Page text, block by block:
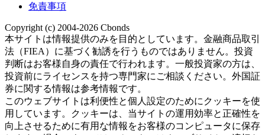
免責事項
Copyright (c) 2004-2026 Cbonds
本サイトは情報提供のみを目的としています。金融商品取引
法（FIEA）に基づく勧誘を行うものではありません。投資
判断はお客様自身の責任で行われます。一般投資家の方は、
投資前にライセンスを持つ専門家にご相談ください。外国証
券に関する情報は参考情報です。
このウェブサイトは利便性と個人設定のためにクッキーを使
用しています。クッキーは、当サイトの運用効率と正確性を
向上させるために有用な情報をお客様のコンピュータに保存